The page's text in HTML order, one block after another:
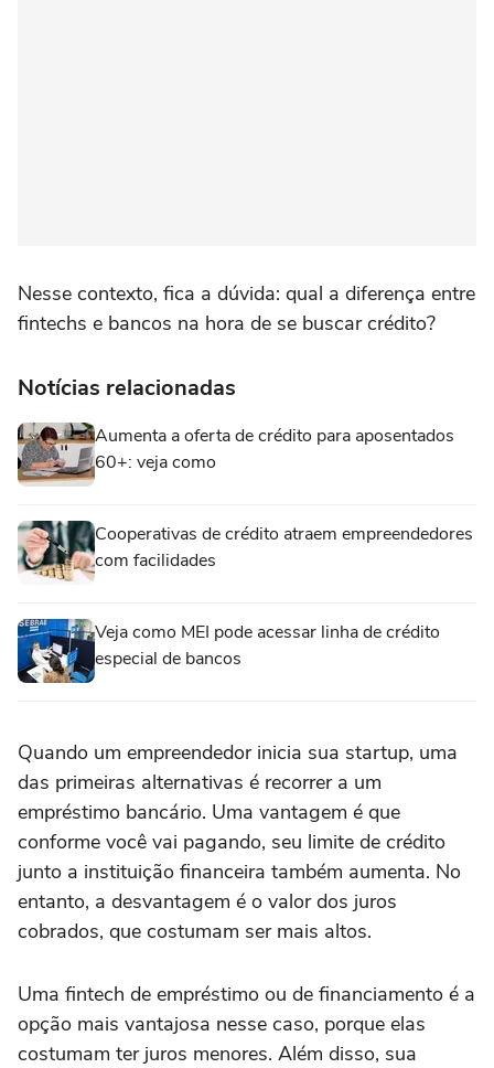
Nesse contexto, fica a dúvida: qual a diferença entre
fintechs e bancos na hora de se buscar crédito?
Notícias relacionadas
Aumenta a oferta de crédito para aposentados
60+: veja como
Cooperativas de crédito atraem empreendedores
com facilidades
Veja como MEI pode acessar linha de crédito
especial de bancos
Quando um empreendedor inicia sua startup, uma
das primeiras alternativas é recorrer a um
empréstimo bancário. Uma vantagem é que
conforme você vai pagando, seu limite de crédito
junto a instituição financeira também aumenta. No
entanto, a desvantagem é o valor dos juros
cobrados, que costumam ser mais altos.
Uma fintech de empréstimo ou de financiamento é a
opção mais vantajosa nesse caso, porque elas
costumam ter juros menores. Além disso, sua